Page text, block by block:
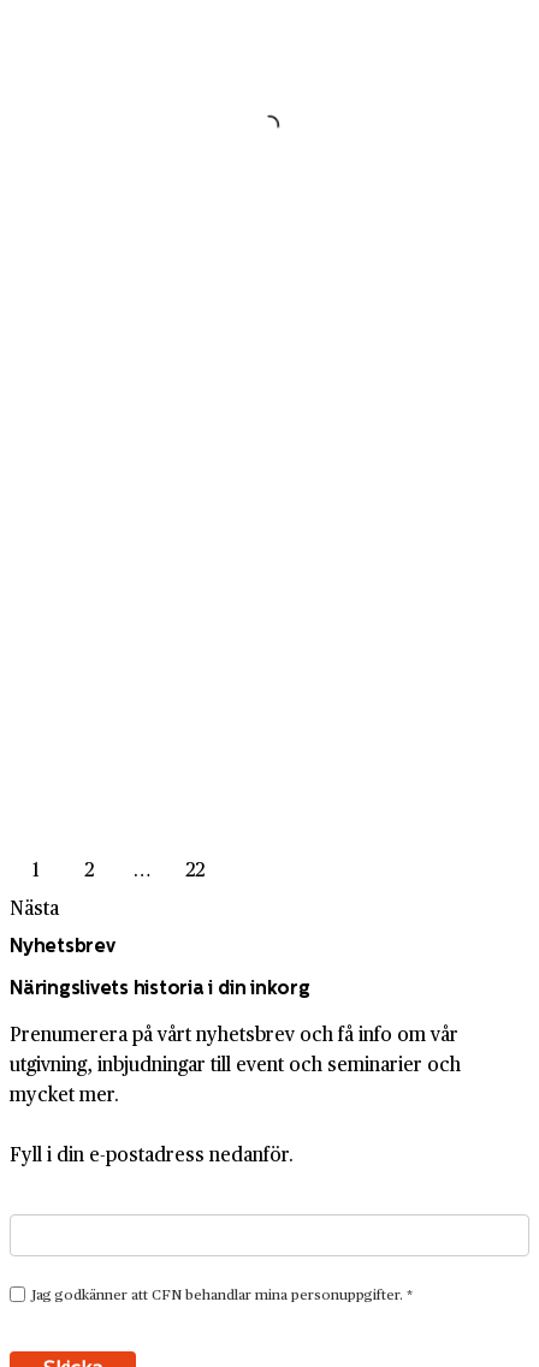
1 2 …
22
Nästa
Nyhetsbrev
Näringslivets historia i din inkorg
Prenumerera på vårt nyhetsbrev och få info om vår
utgivning, inbjudningar till event och seminarier och
mycket mer.
Fyll i din e-postadress nedanför.